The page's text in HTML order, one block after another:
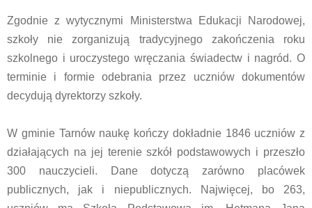
Zgodnie z wytycznymi Ministerstwa Edukacji Narodowej,
szkoły nie zorganizują tradycyjnego zakończenia roku
szkolnego i uroczystego wręczania świadectw i nagród. O
terminie i formie odebrania przez uczniów dokumentów
decydują dyrektorzy szkoły.
W gminie Tarnów naukę kończy dokładnie 1846 uczniów z
działających na jej terenie szkół podstawowych i przeszło
300 nauczycieli. Dane dotyczą zarówno placówek
publicznych, jak i niepublicznych. Najwięcej, bo 263,